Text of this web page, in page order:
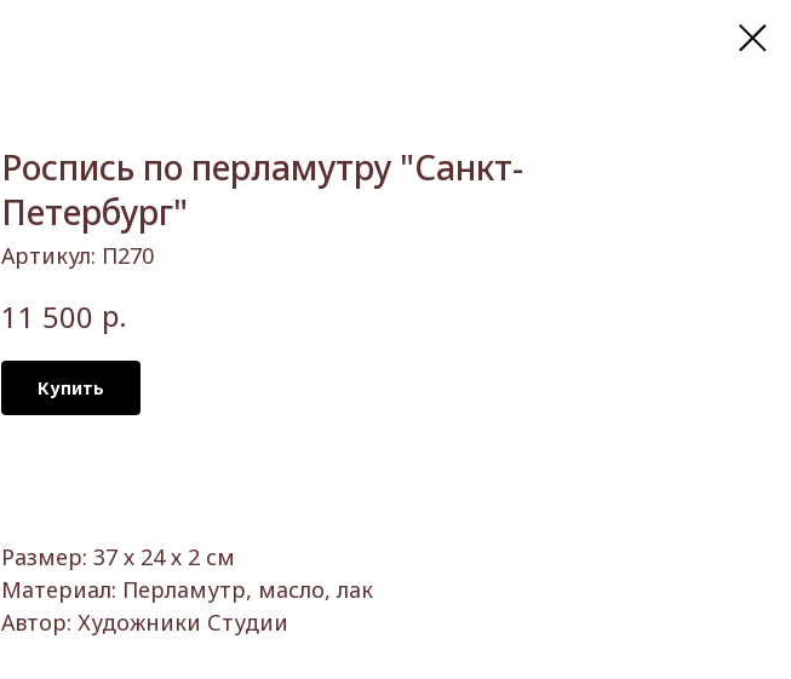
Роспись по перламутру "Санкт-
Петербург"
Артикул: П270
11 500 р.
Купить
Размер: 37 х 24 х 2 см
Материал: Перламутр, масло, лак
Автор: Художники Студии